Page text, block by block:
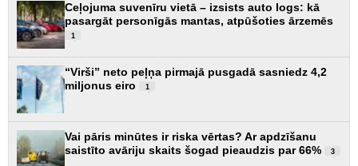
Ceļojuma suvenīru vietā – izsists auto logs: kā
pasargāt personīgās mantas, atpūšoties ārzemēs
1
“Virši” neto peļņa pirmajā pusgadā sasniedz 4,2
miljonus eiro
1
Vai pāris minūtes ir riska vērtas? Ar apdzīšanu
saistīto avāriju skaits šogad pieaudzis par 66%
3